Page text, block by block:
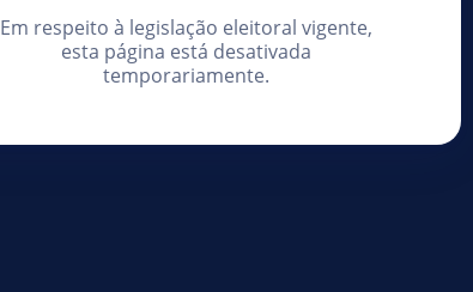
Em respeito à legislação eleitoral vigente,
esta página está desativada
temporariamente.